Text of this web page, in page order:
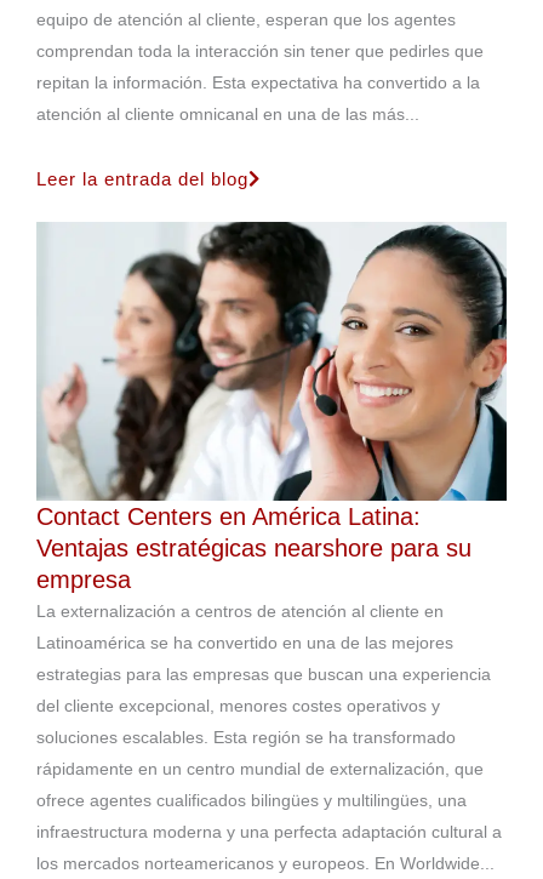
equipo de atención al cliente, esperan que los agentes
comprendan toda la interacción sin tener que pedirles que
repitan la información. Esta expectativa ha convertido a la
atención al cliente omnicanal en una de las más...
Leer la entrada del blog
Contact Centers en América Latina:
Ventajas estratégicas nearshore para su
empresa
La externalización a centros de atención al cliente en
Latinoamérica se ha convertido en una de las mejores
estrategias para las empresas que buscan una experiencia
del cliente excepcional, menores costes operativos y
soluciones escalables. Esta región se ha transformado
rápidamente en un centro mundial de externalización, que
ofrece agentes cualificados bilingües y multilingües, una
infraestructura moderna y una perfecta adaptación cultural a
los mercados norteamericanos y europeos. En Worldwide...